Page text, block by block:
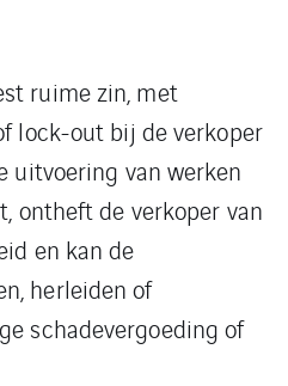
ruime zin, met
lock-out bij de verkoper
uitvoering van werken
ontheft de verkoper van
en kan de
herleiden of
schadevergoeding of